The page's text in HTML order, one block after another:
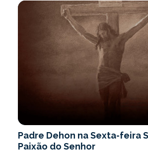
Padre Dehon na Sexta-feira
Paixão do Senhor